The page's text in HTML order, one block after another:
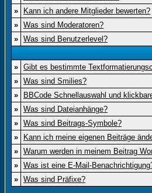
»
Kann ich andere Mitglieder bewerten?
» Was sind Moderatoren?
» Was sind Benutzerlevel?
» Gibt es bestimmte
» Was sind Smilies?
»
BBCode Schnellauswahl und
» Was sind Dateianhänge?
» Was sind Beitrags-Symbole?
»
Kann ich meine eigenen Beiträge
» Warum werden in meinem Beitrag
» Was ist eine E-Mail-
» Was sind Präfixe?